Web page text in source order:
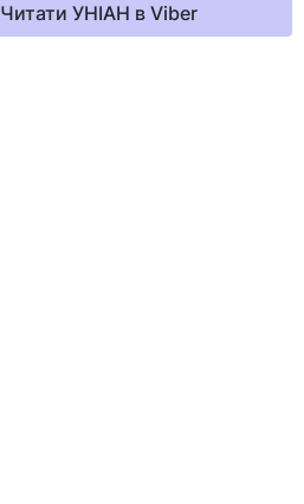
Читати УНІАН в Viber